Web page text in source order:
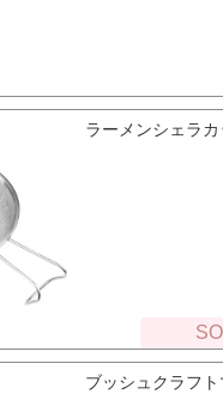
ラーメンシェラ
ブッシュクラフ